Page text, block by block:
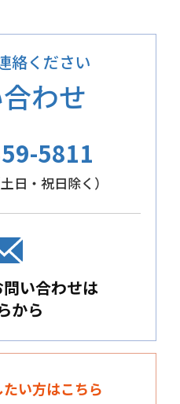
絡ください
わせ
5811
日・祝日除く）
い合わせは
から
い方はこちら